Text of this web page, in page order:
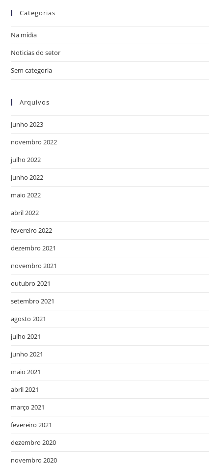
Categorias
Na mídia
Noticias do setor
Sem categoria
Arquivos
junho 2023
novembro 2022
julho 2022
junho 2022
maio 2022
abril 2022
fevereiro 2022
dezembro 2021
novembro 2021
outubro 2021
setembro 2021
agosto 2021
julho 2021
junho 2021
maio 2021
abril 2021
março 2021
fevereiro 2021
dezembro 2020
novembro 2020